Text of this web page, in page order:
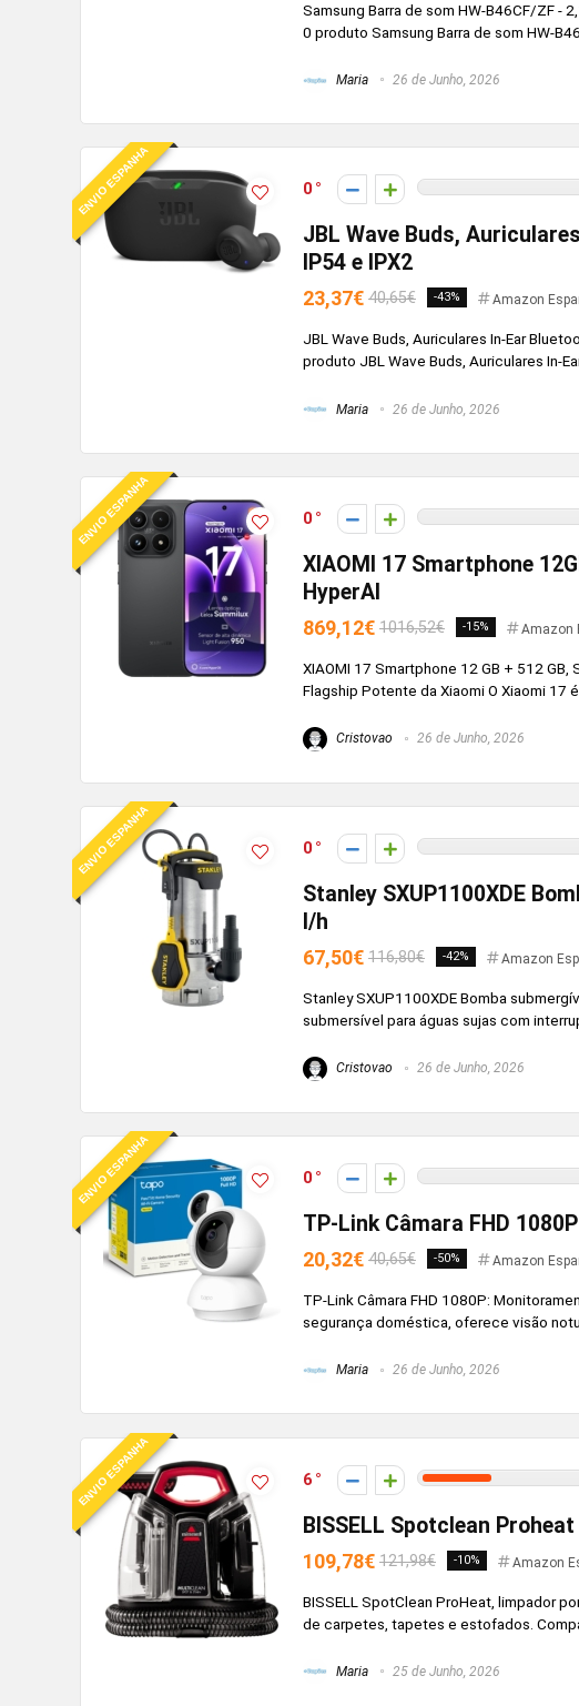
Samsung Barra de som HW-B46CF/ZF -
0 produto Samsung Barra de som HW-
Maria 26 de Junho, 2026
ENVIO ESPANHA 0
JBL Wave Buds,
IP54 e IPX2
23,37€ 40,65€ -43% Amazon
JBL Wave Buds, Auriculares In-Ear
produto JBL Wave Buds, Auriculares In-
Maria 26 de Junho, 2026
ENVIO ESPANHA 0
XIAOMI 17 Smartphone
HyperAI
869,12€ 1016,52€ -15% Amazon
XIAOMI 17 Smartphone 12 GB + 512
Flagship Potente da Xiaomi O Xiaomi 17
Cristovao 26 de Junho, 2026
ENVIO ESPANHA 0
Stanley SXUP1100XDE
l/h
67,50€ 116,80€ -42% Amazon
Stanley SXUP1100XDE Bomba
submersível para águas sujas com
Cristovao 26 de Junho, 2026
ENVIO ESPANHA 0
TP-Link Câmara FHD 1080P
20,32€ 40,65€ -50% Amazon
TP-Link Câmara FHD 1080P:
segurança doméstica, oferece visão
Maria 26 de Junho, 2026
ENVIO ESPANHA 6
BISSELL Spotclean
109,78€ 121,98€ -10% Amazon
BISSELL SpotClean ProHeat, limpador
de carpetes, tapetes e estofados.
Maria 25 de Junho, 2026